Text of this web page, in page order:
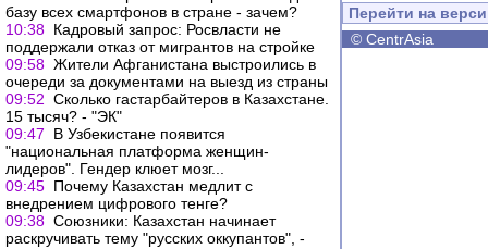
базу всех смартфонов в стране - зачем?
10:38 Кадровый запрос: Росвласти не
поддержали отказ от мигрантов на стройке
09:58 Жители Афганистана выстроились в
очереди за документами на выезд из страны
09:52 Сколько гастарбайтеров в Казахстане.
15 тысяч? - "ЭК"
09:47
В Узбекистане появится
"национальная платформа женщин-
лидеров". Гендер клюет мозг...
09:45 Почему Казахстан медлит с
внедрением цифрового тенге?
09:38 Союзники: Казахстан начинает
раскручивать тему "русских оккупантов", -
Перейти на
© CentrAsia